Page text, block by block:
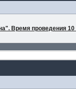
Время проведения 10